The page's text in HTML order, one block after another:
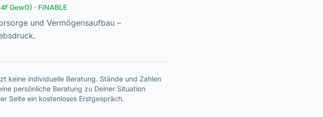
GewO) · FINABLE
und Vermögensaufbau –
keine individuelle Beratung. Stände und Zahlen
persönliche Beratung zu Deiner Situation
Seite ein kostenloses Erstgespräch.